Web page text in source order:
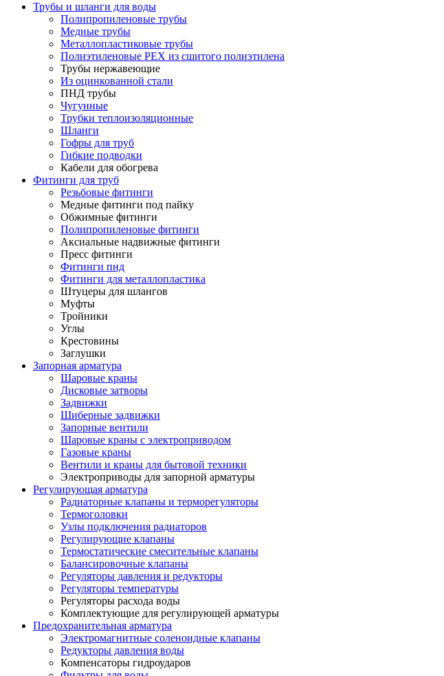
Трубы и шланги для воды
Полипропиленовые трубы
Медные трубы
Металлопластиковые трубы
Полиэтиленовые PEX из сшитого полиэтилена
Трубы нержавеющие
Из оцинкованной стали
ПНД трубы
Чугунные
Трубки теплоизоляционные
Шланги
Гофры для труб
Гибкие подводки
Кабели для обогрева
Фитинги для труб
Резьбовые фитинги
Медные фитинги под пайку
Обжимные фитинги
Полипропиленовые фитинги
Аксиальные надвижные фитинги
Пресс фитинги
Фитинги пнд
Фитинги для металлопластика
Штуцеры для шлангов
Муфты
Тройники
Углы
Крестовины
Заглушки
Запорная арматура
Шаровые краны
Дисковые затворы
Задвижки
Шиберные задвижки
Запорные вентили
Шаровые краны с электроприводом
Газовые краны
Вентили и краны для бытовой техники
Электроприводы для запорной арматуры
Регулирующая арматура
Радиаторные клапаны и терморегуляторы
Термоголовки
Узлы подключения радиаторов
Регулирующие клапаны
Термостатические смесительные клапаны
Балансировочные клапаны
Регуляторы давления и редукторы
Регуляторы температуры
Регуляторы расхода воды
Комплектующие для регулирующей арматуры
Предохранительная арматура
Электромагнитные соленоидные клапаны
Редукторы давления воды
Компенсаторы гидроударов